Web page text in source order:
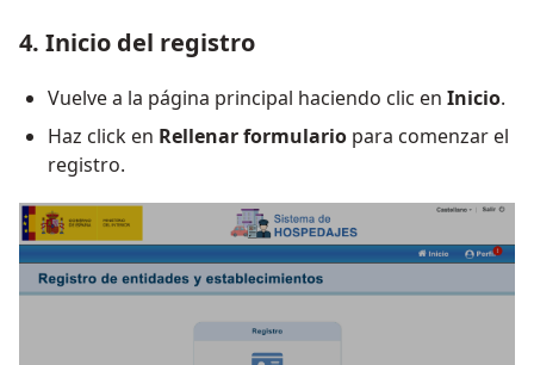
4. Inicio del registro
Vuelve a la página principal haciendo clic en Inicio.
Haz click en Rellenar formulario para comenzar el
registro.